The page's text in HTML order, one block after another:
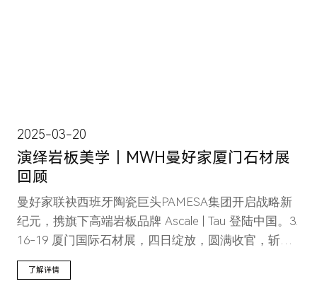
2025-03-20
演绎岩板美学｜MWH曼好家厦门石材展
回顾
曼好家联袂西班牙陶瓷巨头PAMESA集团开启战略新
纪元，携旗下高端岩板品牌 Ascale | Tau 登陆中国。3.
16-19 厦门国际石材展，四日绽放，圆满收官，斩获
全球行业精英与设计先锋青睐。
了解详情